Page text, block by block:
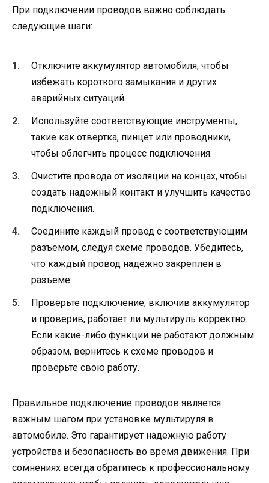
При подключении проводов важно соблюдать
следующие шаги:
Отключите аккумулятор автомобиля, чтобы
избежать короткого замыкания и других
аварийных ситуаций.
Используйте соответствующие инструменты,
такие как отвертка, пинцет или проводники,
чтобы облегчить процесс подключения.
Очистите провода от изоляции на концах, чтобы
создать надежный контакт и улучшить качество
подключения.
Соедините каждый провод с соответствующим
разъемом, следуя схеме проводов. Убедитесь,
что каждый провод надежно закреплен в
разъеме.
Проверьте подключение, включив аккумулятор
и проверив, работает ли мультируль корректно.
Если какие-либо функции не работают должным
образом, вернитесь к схеме проводов и
проверьте свою работу.
Правильное подключение проводов является
важным шагом при установке мультируля в
автомобиле. Это гарантирует надежную работу
устройства и безопасность во время движения. При
сомнениях всегда обратитесь к профессиональному